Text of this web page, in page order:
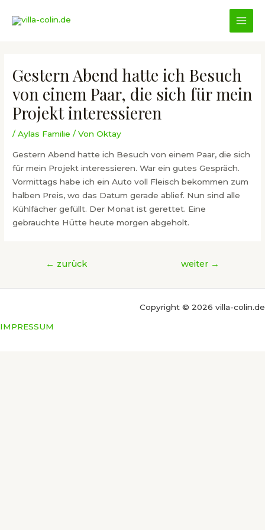
Inhalt
Gestern Abend hatte ich Besuch
von einem Paar, die sich für mein
Projekt interessieren
/Aylas Familie / VonOktay
Gestern Abend hatte ich Besuch von einem Paar, die sich
für mein Projekt interessieren. War ein gutes Gespräch.
Vormittags habe ich ein Auto voll Fleisch bekommen zum
halben Preis, wo das Datum gerade ablief. Nun sind alle
Kühlfächer gefüllt. Der Monat ist gerettet. Eine
gebrauchte Hütte heute morgen abgeholt.
Beitragsnavigation
← zurück weiter →
Copyright © 2026 villa-colin.de
IMPRESSUM